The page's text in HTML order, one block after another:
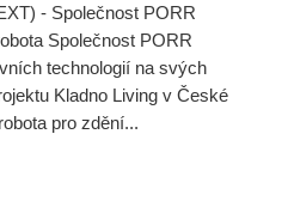
- Společnost PORR
Společnost PORR
technologií na svých
Kladno Living v České
pro zdění...